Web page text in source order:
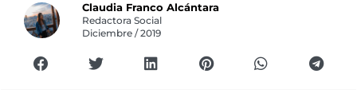
Claudia Franco Alcántara
Redactora Social
Diciembre / 2019